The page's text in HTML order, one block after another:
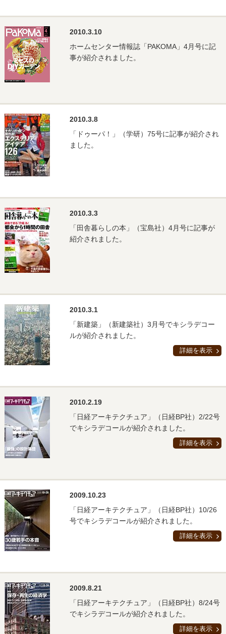
2010.3.10
ホームセンター情報誌「PAKOMA」4月号に記
事が紹介されました。
2010.3.8
「ドゥーパ！」（学研）75号に記事が紹介され
ました。
2010.3.3
「田舎暮らしの本」（宝島社）4月号に記事が
紹介されました。
2010.3.1
「新建築」（新建築社）3月号でキシラデコー
ルが紹介されました。
詳細を表示
2010.2.19
「日経アーキテクチュア」（日経BP社）2/22号
でキシラデコールが紹介されました。
詳細を表示
2009.10.23
「日経アーキテクチュア」（日経BP社）10/26
号でキシラデコールが紹介されました。
詳細を表示
2009.8.21
「日経アーキテクチュア」（日経BP社）8/24号
でキシラデコールが紹介されました。
詳細を表示